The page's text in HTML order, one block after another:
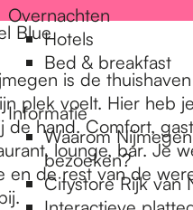
Overnachten
Hotels
Bed & breakfast
Informatie
Waarom Nijmegen
bezoeken?
Citystore Rijk van
Blue
is de
plek voelt. Hier heb
de hand. Comfort,
lounge, bar. Je
en de rest van de